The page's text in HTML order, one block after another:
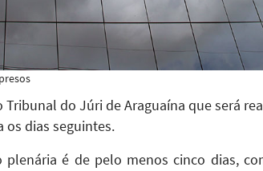
Tribunal do Júri de Araguaína que será
os dias seguintes.
plenária é de pelo menos cinco dias,